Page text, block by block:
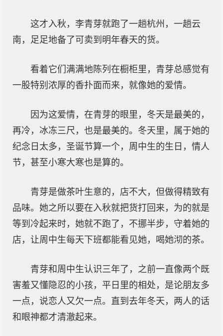
这才入秋，李青芽就跑了一趟杭州，一趟云
南，足足地备了可卖到明年春天的货。
看着它们满满地陈列在橱柜里，青芽总感觉有
一股特别浓厚的香扑面而来，就像她的爱情。
因为这爱情，在青芽的眼里，冬天是最美的，
再冷，冰冻三尺，也是最美的。冬天里，属于她的
纪念日太多，圣诞节算一个，周中生的生日，情人
节，甚至小寒大寒也是算的。
青芽是做茶叶生意的，店不大，但做得精致有
品味。她之所以要在入秋就把货打回来，为的就是
等到冷起来时，她就不跑了，不挪半步，守着她的
店，让周中生每天下班都能看见她，喝她沏的茶。
青芽和周中生认识三年了，之前一直像两个既
害羞又懂隐忍的小孩，平日里的相处，是论朋友多
一点，说恋人又欠一点。直到去年冬天，两人的话
和眼神都才清澈起来。